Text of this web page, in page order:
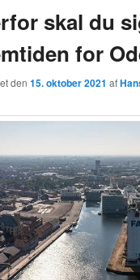
skal du
for
den 15. oktober 2021 af